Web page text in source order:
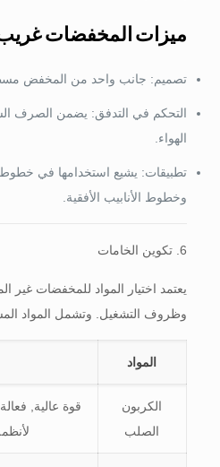
ميزات المخفضات غريب
تصميم: جانب واحد من المخفض
التحكم في التدفق: يضمن الصرف
الهواء.
تطبيقات: يشيع استخدامها في
وخطوط الأنابيب الأفقية.
6. تكوين الخامات
يعتمد اختيار المواد للمخفضات غير
وظروف التشغيل. وتشمل المواد
المواد
الكربون
الصلب
قوة عالية,